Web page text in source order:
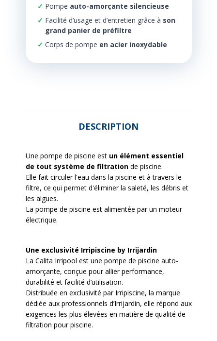
Pompe auto-amorçante silencieuse
Facilité d’usage et d’entretien grâce à son
grand panier de préfiltre
Corps de pompe en acier inoxydable
DESCRIPTION
Une pompe de piscine est un élément essentiel
de tout système de filtrationde piscine.
Elle fait circuler l'eau dans la piscine et à travers le
filtre, ce qui permet d'éliminer la saleté, les débris et
les algues.
La pompe de piscine est alimentée par un moteur
électrique.
Une exclusivité Irripiscine by Irrijardin
La Calita Irripool est une pompe de piscine auto-
amorçante, conçue pour allier performance,
durabilité et facilité d’utilisation.
Distribuée en exclusivité par Irripiscine, la marque
dédiée aux professionnels d’Irrijardin, elle répond aux
exigences les plus élevées en matière de qualité de
filtration pour piscine.